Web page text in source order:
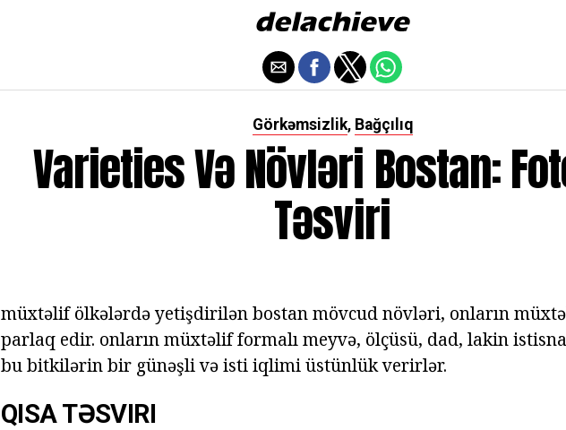
Görkəmsizlik, Bağçılıq
Varieties Və Növləri Bostan:
Təsviri
müxtəlif ölkələrdə yetişdirilən bostan mövcud növləri, onların
parlaq edir. onların müxtəlif formalı meyvə, ölçüsü, dad, lakin
bu bitkilərin bir günəşli və isti iqlimi üstünlük verirlər.
QISA TƏSVIRI